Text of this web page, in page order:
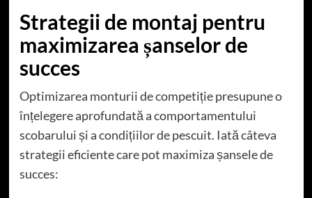
Strategii de montaj pentru
maximizarea șanselor de
succes
Optimizarea monturii de competiție presupune o
înțelegere aprofundată a comportamentului
scobarului și a condițiilor de pescuit. Iată câteva
strategii eficiente care pot maximiza șansele de
succes: